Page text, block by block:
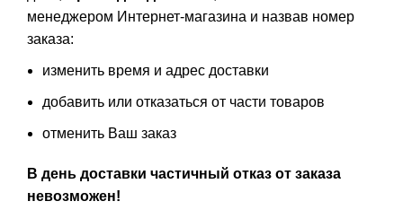
менеджером Интернет-магазина и назвав номер
заказа:
изменить время и адрес доставки
добавить или отказаться от части товаров
отменить Ваш заказ
В день доставки частичный отказ от заказа
невозможен!